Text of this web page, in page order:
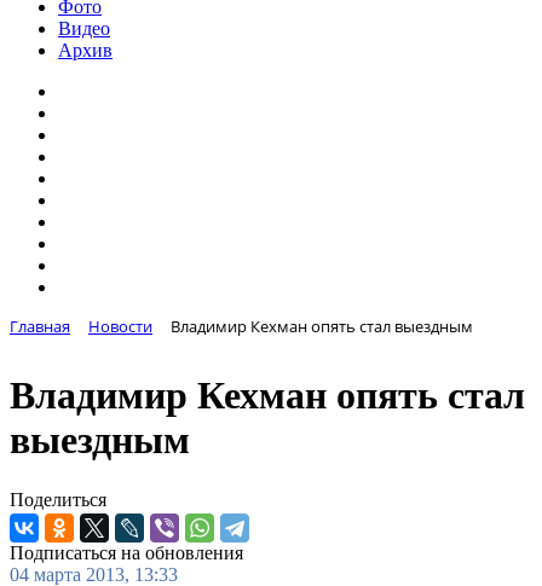
Фото
Видео
Архив
Главная Новости Владимир Кехман опять стал выездным
Владимир Кехман опять стал
выездным
Поделиться
Подписаться на обновления
04 марта 2013, 13:33